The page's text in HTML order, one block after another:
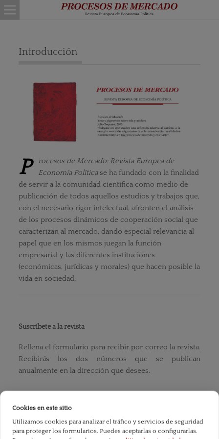
Introducción
P
rocesos de Mercado: Revista Europea de
Economía Política se ha fundado con la finalidad
de servir a la comunidad científica como medio de
publicación de todos aquellos estudios y trabajos que,
con el necesario rigor intelectual, afronten el análisis
de los procesos dinámicos de cooperación social que
caracterizan al mercado, dando especial relevancia al
papel que en los mismos juegan la función
empresarial y las diferentes instituciones
(económicas, jurídicas y morales) que hacen posible la
vida en sociedad.
Suscríbete a la revista
Rellena el formulario para recibir por correo la revista.
Recibirás los dos números que se publican
anualmente en la dirección que desees.
Envíanos tus artículos
Cookies en este sitio
Utilizamos cookies para analizar el tráfico y servicios de seguridad
para proteger los formularios. Puedes aceptarlas o configurarlas.